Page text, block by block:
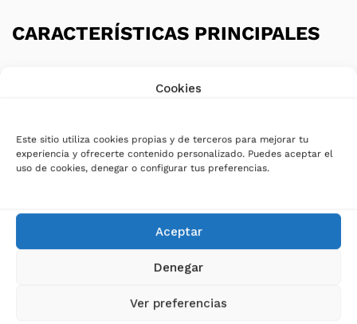
Cookies
Este sitio utiliza cookies propias y de terceros para mejorar tu
experiencia y ofrecerte contenido personalizado. Puedes aceptar el
uso de cookies, denegar o configurar tus preferencias.
Aceptar
Denegar
Ver preferencias
CARACTERÍSTICAS PRINCIPALES
• Compatible con Riello SDU 8000 y SDU 10000.
• Formato rack de 19″.
• Altura de 3U.
• Amplía la autonomía del sistema UPS.
• Diseñado para aplicaciones empresariales y críticas.
ESPECIFICACIONES TÉCNICAS
• Referencia: BTC SDU 240-A3
• Compatibilidad: Riello SDU 8000 y SDU 10000